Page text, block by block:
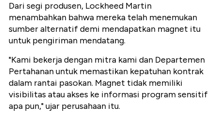
Dari segi produsen, Lockheed Martin
menambahkan bahwa mereka telah menemukan
sumber alternatif demi mendapatkan magnet itu
untuk pengiriman mendatang.
"Kami bekerja dengan mitra kami dan Departemen
Pertahanan untuk memastikan kepatuhan kontrak
dalam rantai pasokan. Magnet tidak memiliki
visibilitas atau akses ke informasi program sensitif
apa pun," ujar perusahaan itu.